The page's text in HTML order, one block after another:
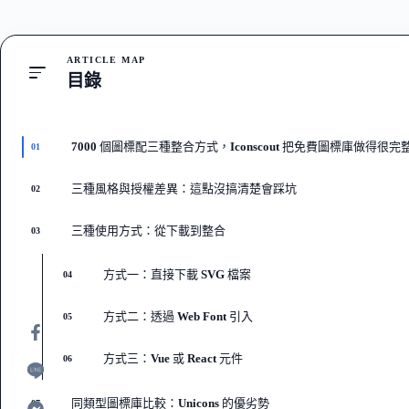
ARTICLE MAP
目錄
01 7000 個圖標配三種整合方式，Iconscout 把免費圖標庫做得很完
02 三種風格與授權差異：這點沒搞清楚會踩坑
03 三種使用方式：從下載到整合
04 方式一：直接下載 SVG 檔案
05 方式二：透過 Web Font 引入
06 方式三：Vue 或 React 元件
07 同類型圖標庫比較：Unicons 的優劣勢